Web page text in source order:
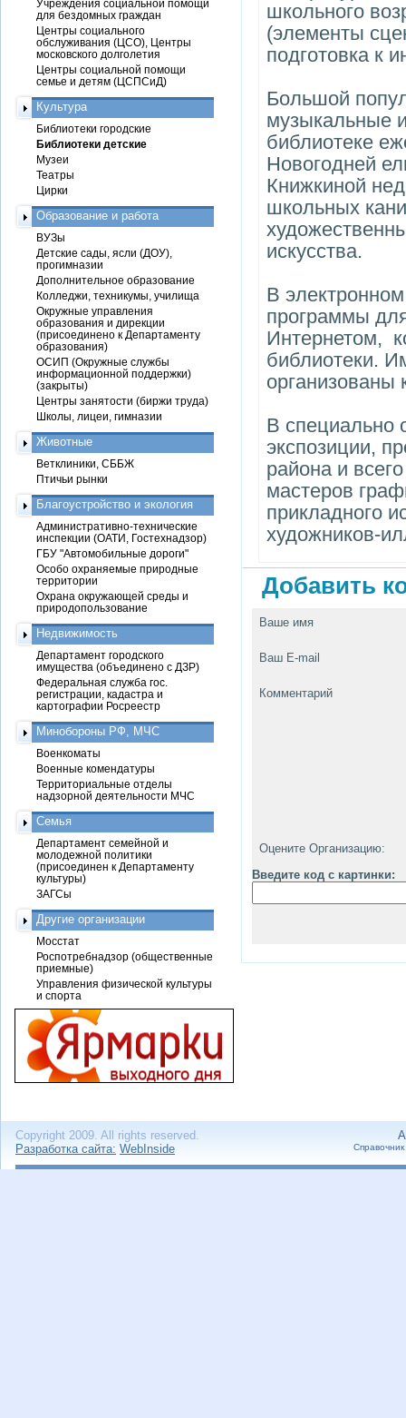
школьного
(элементы
подготовка к
Большой
музыкальные
библиотеке
Новогодней
Книжкиной
школьных
искусства.
В
программы
Интернетом,
библиотеки.
организованы
В специально
экспозиции,
района и
мастеров
прикладного
художников-
Добавить
Ваше имя
Ваш E-mail
Комментарий
Оцените Организацию:
Введите код с картинки:
Учреждения социальной помощи
для бездомных граждан
Центры социального
обслуживания (ЦСО), Центры
московского долголетия
Центры социальной помощи
семье и детям (ЦСПСиД)
Культура
Библиотеки городские
Библиотеки детские
Музеи
Театры
Цирки
Образование и работа
ВУЗы
Детские сады, ясли (ДОУ),
прогимназии
Дополнительное образование
Колледжи, техникумы, училища
Окружные управления
образования и дирекции
(присоединено к Департаменту
образования)
ОСИП (Окружные службы
информационной поддержки)
(закрыты)
Центры занятости (биржи труда)
Школы, лицеи, гимназии
Животные
Ветклиники, СББЖ
Птичьи рынки
Благоустройство и экология
Административно-технические
инспекции (ОАТИ, Гостехнадзор)
ГБУ "Автомобильные дороги"
Особо охраняемые природные
территории
Охрана окружающей среды и
природопользование
Недвижимость
Департамент городского
имущества (объединено с ДЗР)
Федеральная служба гос.
регистрации, кадастра и
картографии Росреестр
Минобороны РФ, МЧС
Военкоматы
Военные комендатуры
Территориальные отделы
надзорной деятельности МЧС
Семья
Департамент семейной и
молодежной политики
(присоединен к Департаменту
культуры)
ЗАГСы
Другие организации
Мосстат
Роспотребнадзор (общественные
приемные)
Управления физической культуры
и спорта
Copyright 2009. All rights reserved.
Разработка сайта: WebInside